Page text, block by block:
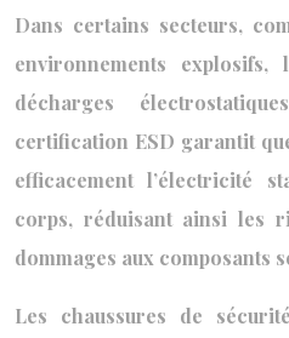
Dans certains secteurs,
environnements
décharges
certification ESD garantit
efficacement l’électricité
corps, réduisant ainsi les
dommages aux composants
Les chaussures de